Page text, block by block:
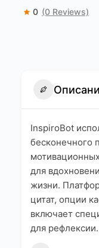
0 (0 Reviews)
InspiroBot
бесконечного
для
жизни.
цитат, опции
включает
для рефлексии.